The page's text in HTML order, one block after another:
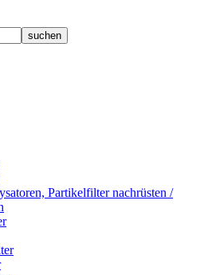
Partikelfilter nachrüsten /